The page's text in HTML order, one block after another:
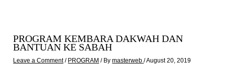
PROGRAM KEMBARA DAKWAH DAN
BANTUAN KE SABAH
Leave a Comment / PROGRAM / Bymasterweb/August 20, 2019